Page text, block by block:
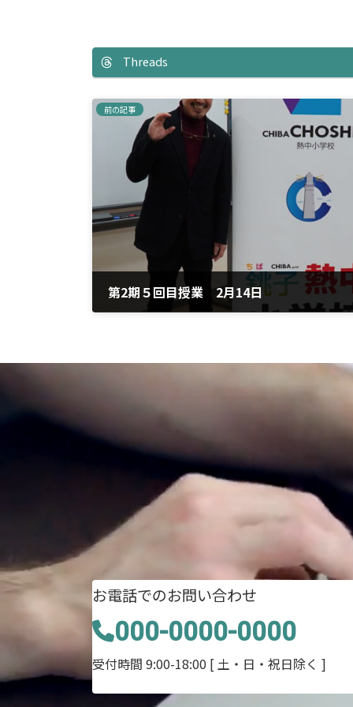
Threads
前の記事
第2期５回目授業 2月14日
お電話でのお問い合わせ
000-0000-0000
受付時間 9:00-18:00 [ 土・日・祝日除く ]